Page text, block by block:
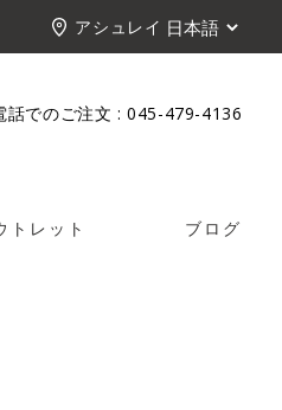
アシュレイ
話でのご注文 :045-479-4136
トレット ブログ